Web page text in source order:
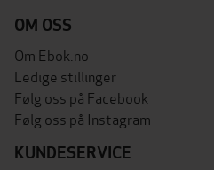
OM OSS
Om Ebok.no
Ledige stillinger
Følg oss på Facebook
Følg oss på Instagram
KUNDESERVICE